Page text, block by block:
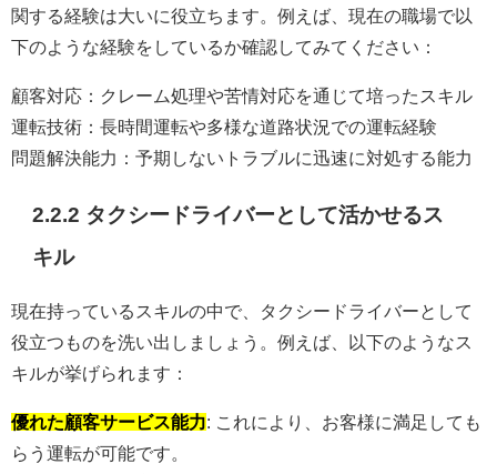
関する経験は大いに役立ちます。例えば、現在の職場で以
下のような経験をしているか確認してみてください：
顧客対応：クレーム処理や苦情対応を通じて培ったスキル
運転技術：長時間運転や多様な道路状況での運転経験
問題解決能力：予期しないトラブルに迅速に対処する能力
2.2.2 タクシードライバーとして活かせるス
キル
現在持っているスキルの中で、タクシードライバーとして
役立つものを洗い出しましょう。例えば、以下のようなス
キルが挙げられます：
優れた顧客サービス能力: これにより、お客様に満足しても
らう運転が可能です。